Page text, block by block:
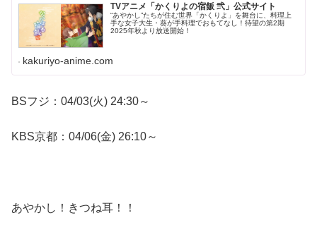
TVアニメ「かくりよの宿飯 弐」公式サイト
“あやかし”たちが住む世界「かくりよ」を舞台に、料理上
手な女子大生・葵が手料理でおもてなし！待望の第2期
2025年秋より放送開始！
kakuriyo-anime.com
BSフジ：04/03(火) 24:30～
KBS京都：04/06(金) 26:10～
あやかし！きつね耳！！